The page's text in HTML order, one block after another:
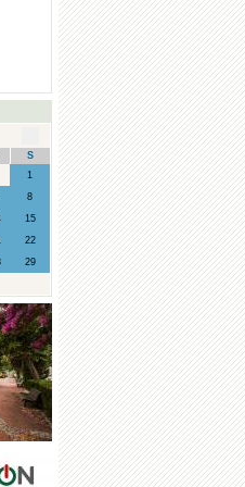
S
1
8
15
22
29